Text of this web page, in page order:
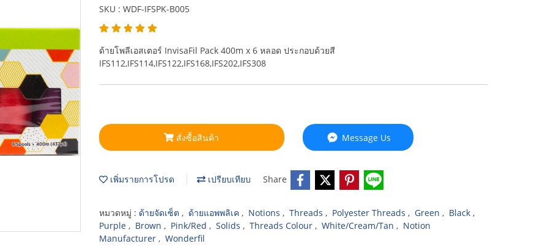
SKU : WDF-IFSPK-B005
ด้ายโพลีเอสเตอร์ InvisaFil Pack 400m x 6 หลอด ประกอบด้วยสี
IFS112,IFS114,IFS122,IFS168,IFS202,IFS308
สั่งซื้อสินค้า Message Us
เพิ่มรายการโปรด เปรียบเทียบ Share
หมวดหมู่ : ด้ายจัดเซ็ต , ด้ายแอพพลิเค , Notions , Threads , Polyester Threads , Green , Black ,
Purple , Brown , Pink/Red , Solids , Threads Colour , White/Cream/Tan , Notion
Manufacturer , Wonderfil